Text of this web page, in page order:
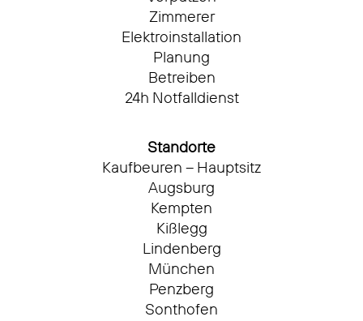
Zimmerer
Elektroinstallation
Planung
Betreiben
24h Notfalldienst
Standorte
Kaufbeuren – Hauptsitz
Augsburg
Kempten
Kißlegg
Lindenberg
München
Penzberg
Sonthofen